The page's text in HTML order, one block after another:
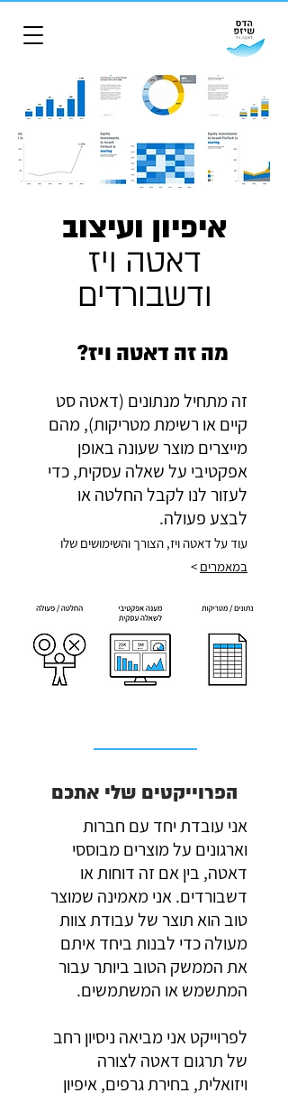
איפיון ועיצוב
דאטה ויז
ודשבורדים
מה זה דאטה ויז?
זה מתחיל מנתונים (דאטה סט
קיים או רשימת מטריקות), מהם
מייצרים מוצר שעונה באופן
אפקטיבי על שאלה עסקית, כדי
לעזור לנו לקבל החלטה או
לבצע פעולה.
עוד על דאטה ויז, הצורך והשימושים שלו
במאמרים >
הפרוייקטים שלי אתכם
אני עובדת יחד עם חברות
וארגונים על מוצרים מבוססי
דאטה, בין אם זה דוחות או
דשבורדים. אני מאמינה שמוצר
טוב הוא תוצר של עבודת צוות
מעולה כדי לבנות ביחד איתם
את הממשק הטוב ביותר עבור
המתשמש או המשתמשים.
לפרוייקט אני מביאה ניסיון רחב
של תרגום דאטה לצורה
ויזואלית, בחירת גרפים, איפיון